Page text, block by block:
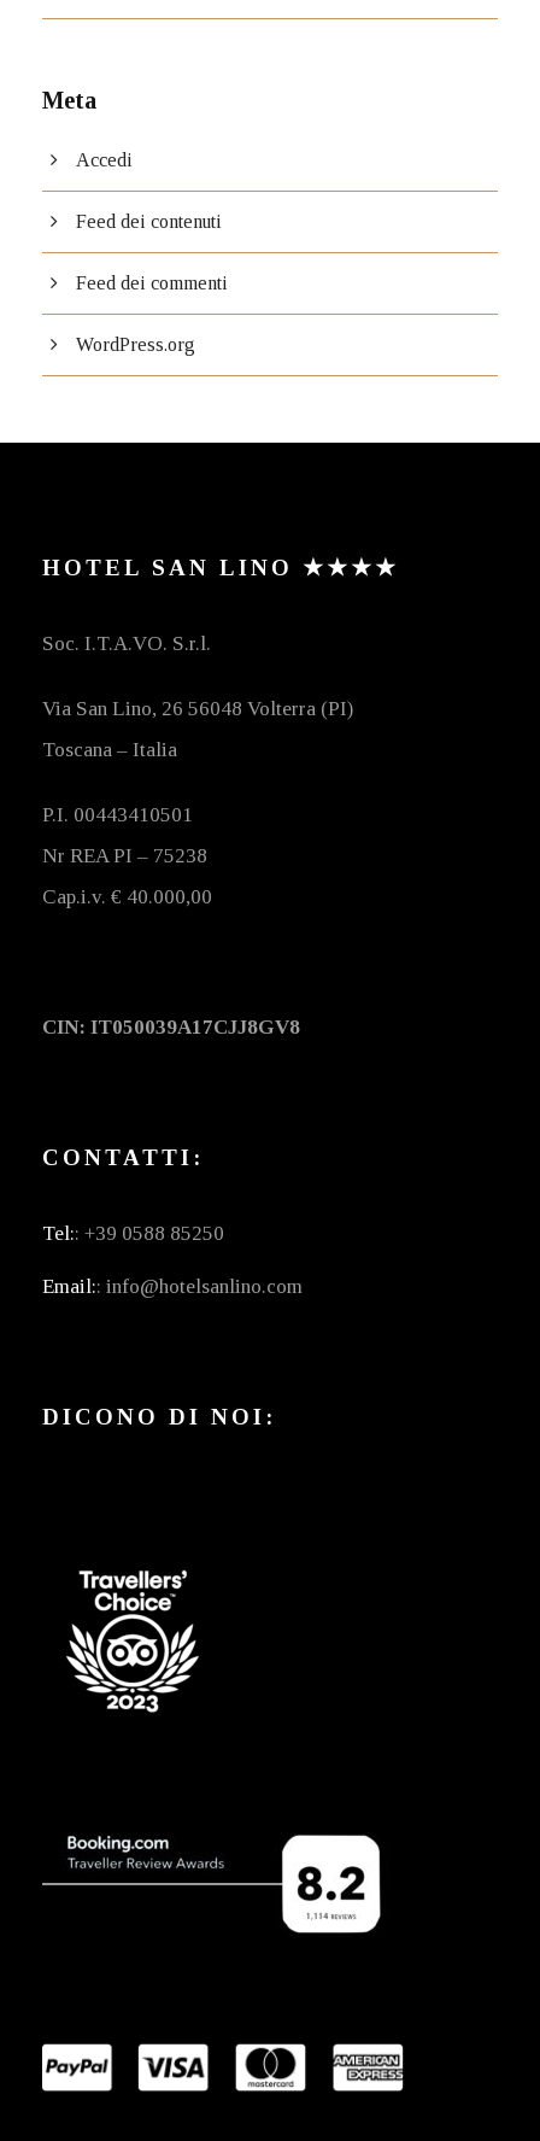
Meta
Accedi
Feed dei contenuti
Feed dei commenti
WordPress.org
HOTEL SAN LINO ★★★★
Soc. I.T.A.VO. S.r.l.
Via San Lino, 26 56048 Volterra (PI)
Toscana – Italia
P.I. 00443410501
Nr REA PI – 75238
Cap.i.v. € 40.000,00
CIN: IT050039A17CJJ8GV8
CONTATTI:
Tel:: +39 0588 85250
Email:: info@hotelsanlino.com
DICONO DI NOI: